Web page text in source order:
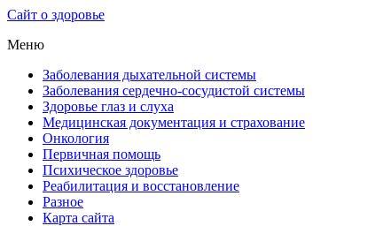
Сайт о здоровье
Меню
Заболевания дыхательной системы
Заболевания сердечно-сосудистой системы
Здоровье глаз и слуха
Медицинская документация и страхование
Онкология
Первичная помощь
Психическое здоровье
Реабилитация и восстановление
Разное
Карта сайта